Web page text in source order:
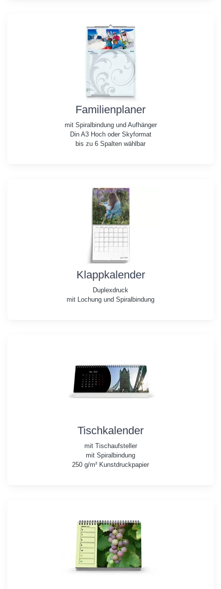
Familienplaner
mit Spiralbindung und Aufhänger
Din A3 Hoch oder Skyformat
bis zu 6 Spalten wählbar
Klappkalender
Duplexdruck
mit Lochung und Spiralbindung
Tischkalender
mit Tischaufsteller
mit Spiralbindung
250 g/m² Kunstdruckpapier